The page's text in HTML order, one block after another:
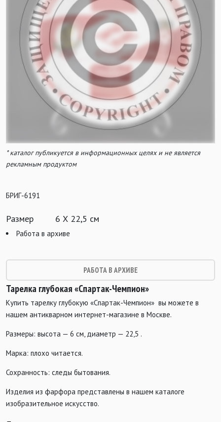
* каталог публикуется в информационных целях и не является
рекламным продуктом
БРИГ-6191
Размер 6 Х 22,5 см
Работа в архиве
РАБОТА В АРХИВЕ
Тарелка глубокая «Спартак-Чемпион»
Купить тарелку глубокую «Спартак-Чемпион» вы можете в
нашем антикварном интернет-магазине в Москве.
Размеры: высота — 6 см, диаметр — 22,5 .
Марка: плохо читается.
Сохранность: следы бытования.
Изделия из фарфора представлены в нашем каталоге
изобразительное искусство.